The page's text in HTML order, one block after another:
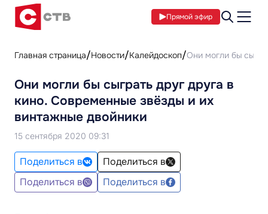
Прямой эфир
Главная страница Новости Калейдоскоп Они могли бы
Они могли бы сыграть друг друга в
кино. Современные звёзды и их
винтажные двойники
15 сентября 2020 09:31
Поделиться в
Поделиться в
Поделиться в
Поделиться в